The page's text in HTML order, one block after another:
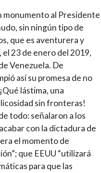
monumento al Presidente
sin ningún tipo de
que es aventurera y
23 de enero del 2019,
Venezuela. De
así su promesa de no
lástima, una
sin fronteras!
todo: señalaron a los
con la dictadura de
el momento de
que EEUU “utilizará
para que las